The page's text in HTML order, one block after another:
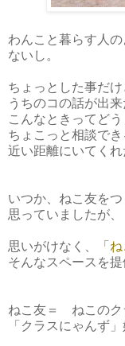
わんこと暮らす人
ないし。
ちょっとした事だけ
うちのコの話が出来
こんなときってど
ちょこっと相談でき
近い距離にいてくれ
いつか、ねこ友を
思っていましたが、
思いがけなく、「
そんなスペースを
ねこ友＝ ねこの
「クラスにゃんず」